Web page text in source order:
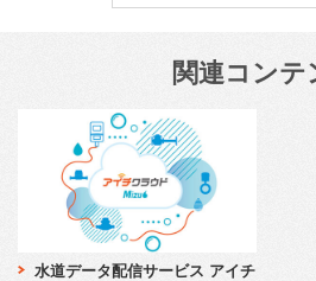
関連コンテ
水道データ配信サービス アイチ